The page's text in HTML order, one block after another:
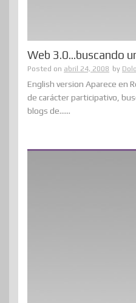
Web 3.0…buscando
Posted on abril 24, 2008 by
English version Aparece en
de carácter participativo,
blogs de......